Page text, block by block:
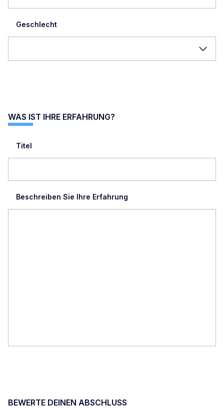
Geschlecht
WAS IST IHRE ERFAHRUNG?
Titel
Beschreiben Sie Ihre Erfahrung
BEWERTE DEINEN ABSCHLUSS